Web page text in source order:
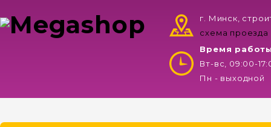
г. Минск,
схема проезда
Время
Вт-вс, 09:00-
Пн - выходной